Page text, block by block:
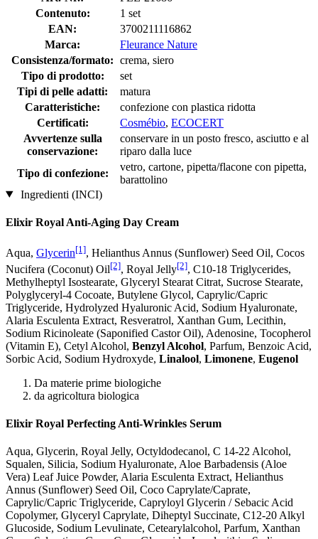
Contenuto:
1 set
EAN:
3700211116862
Marca:
Fleurance Nature
Consistenza/formato: crema, siero
Tipo di prodotto:
set
Tipi di pelle adatti:
matura
Caratteristiche:
confezione con plastica ridotta
Certificati:
Cosmébio, ECOCERT
Avvertenze sulla
conservazione:
conservare in un posto fresco, asciutto e al
riparo dalla luce
Tipo di confezione:
vetro, cartone, pipetta/flacone con pipetta,
barattolino
Ingredienti (INCI)
Elixir Royal Anti-Aging Day Cream
Aqua, Glycerin[1], Helianthus Annus (Sunflower) Seed Oil, Cocos
Nucifera (Coconut) Oil[2], Royal Jelly[2], C10-18 Triglycerides,
Methylheptyl Isostearate, Glyceryl Stearat Citrat, Sucrose Stearate,
Polyglyceryl-4 Cocoate, Butylene Glycol, Caprylic/Capric
Triglyceride, Hydrolyzed Hyaluronic Acid, Sodium Hyaluronate,
Alaria Esculenta Extract, Resveratrol, Xanthan Gum, Lecithin,
Sodium Ricinoleate (Saponified Castor Oil), Adenosine, Tocopherol
(Vitamin E), Cetyl Alcohol, Benzyl Alcohol, Parfum, Benzoic Acid,
Sorbic Acid, Sodium Hydroxyde, Linalool, Limonene, Eugenol
Da materie prime biologiche
da agricoltura biologica
Elixir Royal Perfecting Anti-Wrinkles Serum
Aqua, Glycerin, Royal Jelly, Octyldodecanol, C 14-22 Alcohol,
Squalen, Silicia, Sodium Hyaluronate, Aloe Barbadensis (Aloe
Vera) Leaf Juice Powder, Alaria Esculenta Extract, Helianthus
Annus (Sunflower) Seed Oil, Coco Caprylate/Caprate,
Caprylic/Capric Triglyceride, Capryloyl Glycerin / Sebacic Acid
Copolymer, Glyceryl Caprylate, Diheptyl Succinate, C12-20 Alkyl
Glucoside, Sodium Levulinate, Cetearylalcohol, Parfum, Xanthan